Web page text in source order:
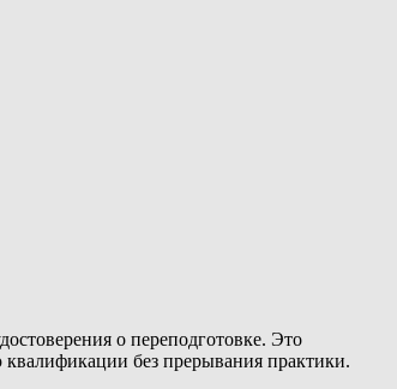
о переподготовке. Это
без прерывания практики.